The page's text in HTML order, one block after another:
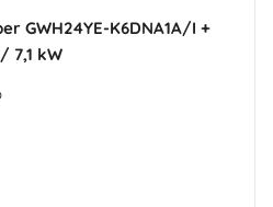
GWH24YE-K6DNA1A/I +
7,1 kW